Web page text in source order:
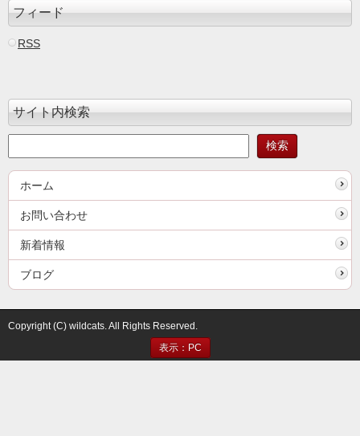
フィード
RSS
サイト内検索
ホーム
お問い合わせ
新着情報
ブログ
Copyright (C) wildcats. All Rights Reserved.
表示：PC